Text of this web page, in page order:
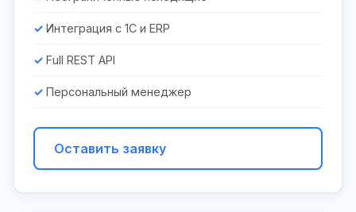
Интеграция с 1С и ERP
Full REST API
Персональный менеджер
Оставить заявку